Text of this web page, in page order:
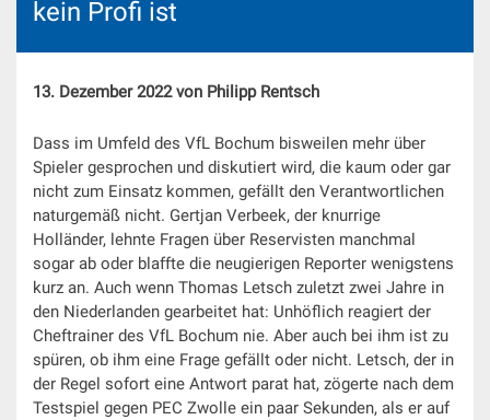
kein Profi ist
13. Dezember 2022 von Philipp Rentsch
Dass im Umfeld des VfL Bochum bisweilen mehr über
Spieler gesprochen und diskutiert wird, die kaum oder gar
nicht zum Einsatz kommen, gefällt den Verantwortlichen
naturgemäß nicht. Gertjan Verbeek, der knurrige
Holländer, lehnte Fragen über Reservisten manchmal
sogar ab oder blaffte die neugierigen Reporter wenigstens
kurz an. Auch wenn Thomas Letsch zuletzt zwei Jahre in
den Niederlanden gearbeitet hat: Unhöflich reagiert der
Cheftrainer des VfL Bochum nie. Aber auch bei ihm ist zu
spüren, ob ihm eine Frage gefällt oder nicht. Letsch, der in
der Regel sofort eine Antwort parat hat, zögerte nach dem
Testspiel gegen PEC Zwolle ein paar Sekunden, als er auf